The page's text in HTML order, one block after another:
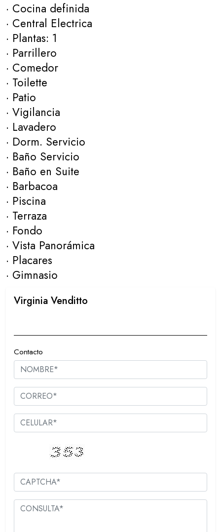
· Cocina definida
· Central Electrica
· Plantas: 1
· Parrillero
· Comedor
· Toilette
· Patio
· Vigilancia
· Lavadero
· Dorm. Servicio
· Baño Servicio
· Baño en Suite
· Barbacoa
· Piscina
· Terraza
· Fondo
· Vista Panorámica
· Placares
· Gimnasio
Virginia Venditto
Contacto